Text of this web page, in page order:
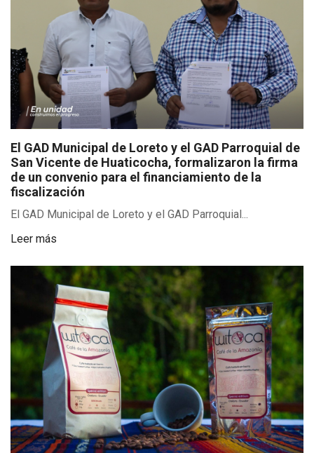
El GAD Municipal de Loreto y el GAD Parroquial de
San Vicente de Huaticocha, formalizaron la firma
de un convenio para el financiamiento de la
fiscalización
El GAD Municipal de Loreto y el GAD Parroquial...
Leer más